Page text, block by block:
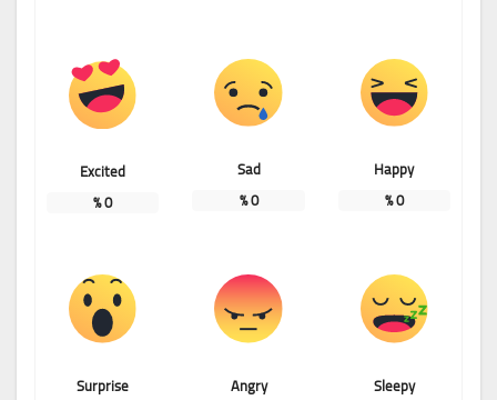
Happy
0
%
Sad
0
%
Excited
0
%
Sleepy
Angry
Surprise